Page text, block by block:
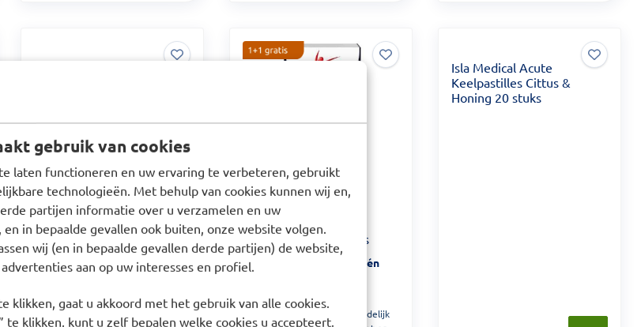
gebruik van cookies
laten functioneren en uw ervaring te verbeteren, gebruikt
technologieën. Met behulp van cookies kunnen wij en,
partijen informatie over u verzamelen en uw
in bepaalde gevallen ook buiten, onze website volgen.
wij (en in bepaalde gevallen derde partijen) de website,
aan op uw interesses en profiel.
klikken, gaat u akkoord met het gebruik van alle cookies.
te klikken, kunt u zelf bepalen welke cookies u accepteert.
Lucovitaal Keelpijn
Zuigtabletten 10 stuks
Voor dit product geldt één
Tijdelijk
Isla Medical Acute
Keelpastilles Cittus &
Honing 20 stuks